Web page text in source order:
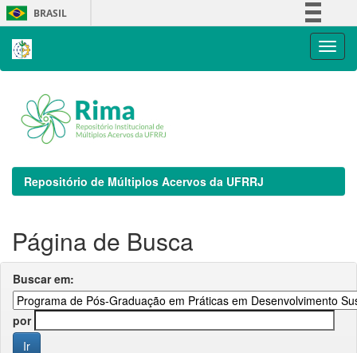
Skip
navigation
BRASIL
Repositório de Múltiplos Acervos da UFRRJ
Página de Busca
Buscar em:
por